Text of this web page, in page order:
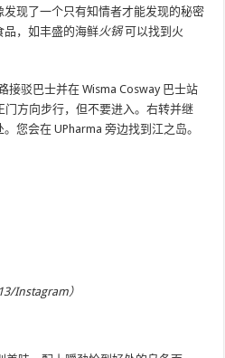
现了一个只有知情者才能发现的秘密
品，如丰盛的海鲜火锅可以找到火
接驳巴士并在 Wisma Cosway 巴士站
门方向步行，但不要进入。右转并继
您会在 UPharma 旁边找到江之岛。
Instagram）